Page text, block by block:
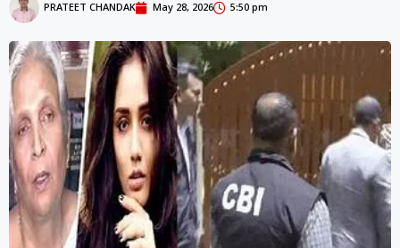
PRATEET CHANDAK May 28, 2026 5:50 pm